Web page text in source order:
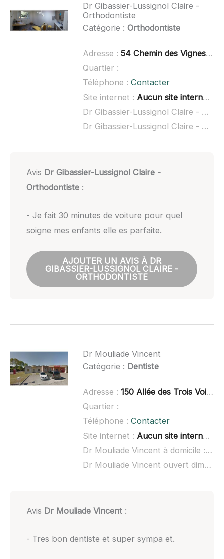
Dr Gibassier-Lussignol Claire -
Orthodontiste
Catégorie : Orthodontiste
Adresse : 54 Chemin des Vignes, 34270 Saint-Mathieu-de-Tréviers
Quartier :
Téléphone : Contacter
Site internet : Aucun site internet connu
Dr Gibassier-Lussignol Claire - Orthodontiste à domicile :
Dr Gibassier-Lussignol Claire - Orthodontiste ouvert dimanche :
Avis Dr Gibassier-Lussignol Claire -
Orthodontiste:
- Je fait 30 minutes de voiture pour quel
soigne mes enfants elle es parfaite.
AJOUTER UN AVIS À DR
GIBASSIER-LUSSIGNOL CLAIRE -
ORTHODONTISTE
Dr Mouliade Vincent
Catégorie : Dentiste
Adresse : 150 Allée des Trois Voies, 34270 Saint-Mathieu-de-Tréviers
Quartier :
Téléphone : Contacter
Site internet : Aucun site internet connu
Dr Mouliade Vincent à domicile :
Dr Mouliade Vincent ouvert dimanche :
Avis Dr Mouliade Vincent:
- Tres bon dentiste et super sympa et.